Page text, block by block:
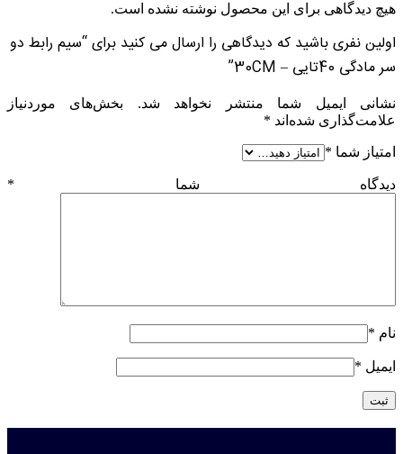
هیچ دیدگاهی برای این محصول نوشته نشده است.
اولین نفری باشید که دیدگاهی را ارسال می کنید برای “سیم رابط دو
سر مادگی 40تایی – 30CM”
نشانی ایمیل شما منتشر نخواهد شد.
بخش‌های موردنیاز
علامت‌گذاری شده‌اند *
امتیاز شما *
دیدگاه شما *
نام *
ایمیل *